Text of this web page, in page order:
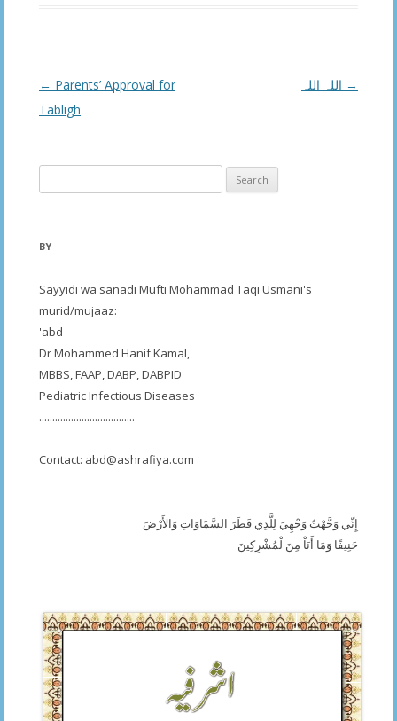
Post
navigation
← Parents’ Approval for
Tabligh
→
for:
BY
Sayyidi wa sanadi Mufti Mohammad Taqi Usmani's
murid/mujaaz:
'abd
Dr Mohammed Hanif Kamal,
MBBS, FAAP, DABP, DABPID
Pediatric Infectious Diseases
....................................
Contact: abd@ashrafiya.com
----- ------- --------- --------- ------
إِنِّي وَجَّهْتُ وَجْهِيَ لِلَّذِي فَطَرَ السَّمَاوَاتِ وَالأَرْضَ
حَنِيفًا وَمَا أَنَاْ مِنَ لْمُشْرِكِينَ